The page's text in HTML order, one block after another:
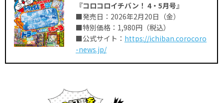
『コロコロイチバン！ 4・5月号』
■発売日：2026年2月20日（金）
■特別価格：1,980円（税込）
■公式サイト： https://ichiban.corocoro
-news.jp/